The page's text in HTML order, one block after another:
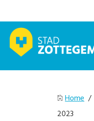
Home /
2023